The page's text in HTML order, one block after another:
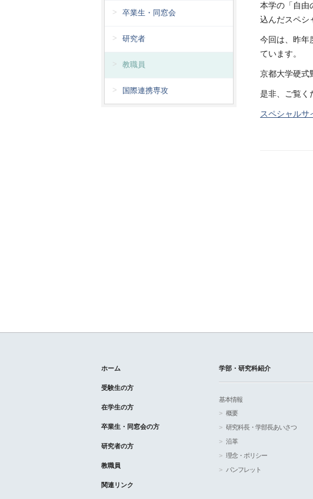
本学の「自由
込んだスペシ
今回は、昨年
ています。
京都大学硬式
是非、ご覧く
スペシャルサ
卒業生・同窓会
研究者
教職員
国際連携専攻
ホーム
受験生の方
在学生の方
卒業生・同窓会の方
研究者の方
教職員
関連リンク
学部・研究科紹介
基本情報
概要
研究科長・学部長あいさつ
沿革
理念・ポリシー
パンフレット